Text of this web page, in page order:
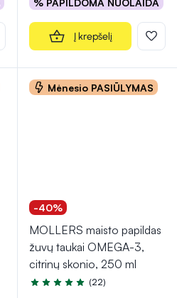
% PAPILDOMA NUOLAIDA
Į krepšelį
Mėnesio PASIŪLYMAS
-40%
MOLLERS maisto papildas
žuvų taukai OMEGA-3,
citrinų skonio, 250 ml
Įvertinimas 4.8 iš 5
(22)